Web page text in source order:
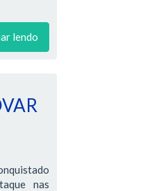
lendo
nas